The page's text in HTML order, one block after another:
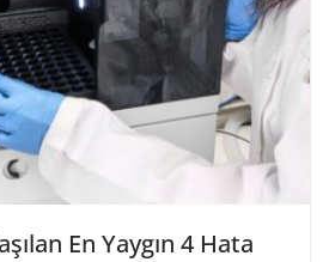
En Yaygın 4 Hata